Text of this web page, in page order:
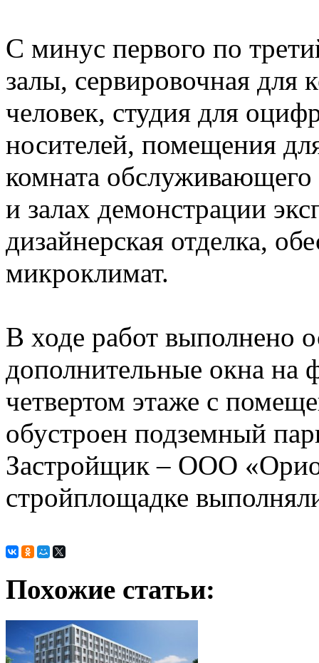
С минус первого по
залы, сервировочная для
человек, студия для
носителей, помещения
комната
и залах демонстрации
дизайнерская отделка,
микроклимат.
В ходе работ выполнено
дополнительные окна на
четвертом этаже с
обустроен подземный
Застройщик – ООО
стройплощадке
Похожие статьи: